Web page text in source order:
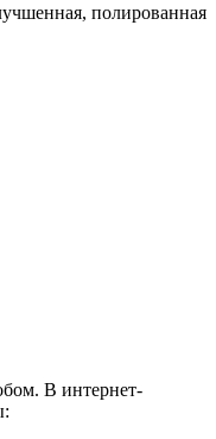
полированная
В интернет-